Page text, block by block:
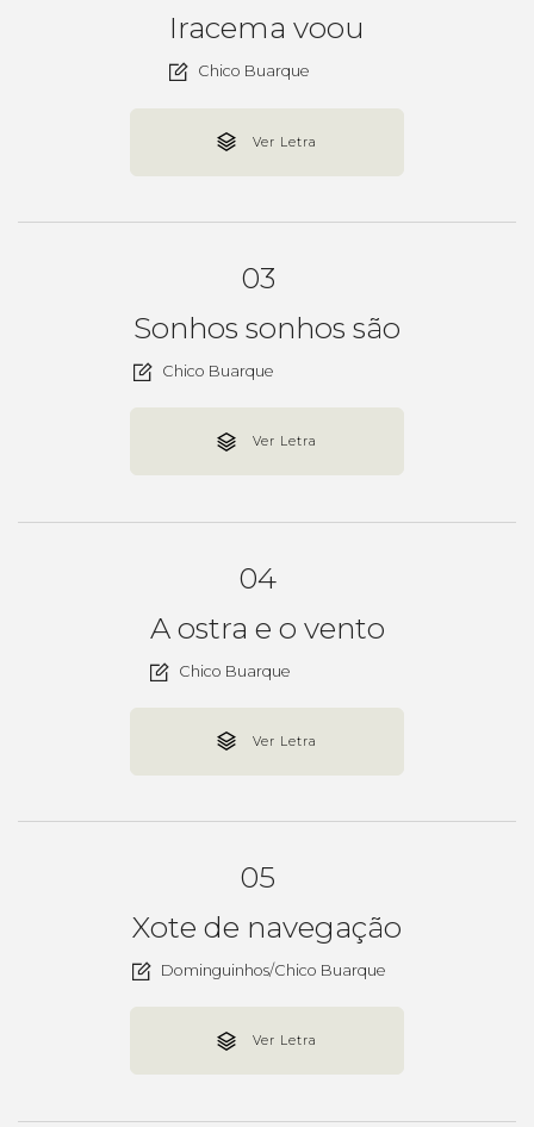
Iracema voou
Chico Buarque
Ver Letra
03
Sonhos sonhos são
Chico Buarque
Ver Letra
04
A ostra e o vento
Chico Buarque
Ver Letra
05
Xote de navegação
Dominguinhos/Chico Buarque
Ver Letra